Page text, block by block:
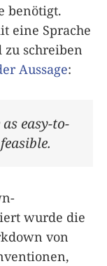
benötigt.
eine Sprache
schreiben
Aussage:
easy-to-
wurde die
von